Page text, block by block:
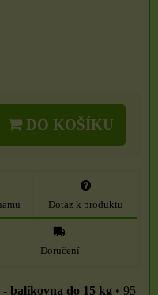
DO KOŠÍKU
Dotaz k produktu
Doručení
- balíkovna do 15 kg • 95